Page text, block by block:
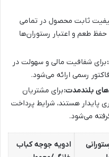
ثابت محصول در تمامی
طعم و اعتبار رستوران‌ها
برای شفافیت مالی و سهولت در
رسمی ارائه می‌شود.
بلندمدت:برای مشتریان
پایدار هستند، شرایط پرداخت
می‌شود.
ادویه جوجه کباب